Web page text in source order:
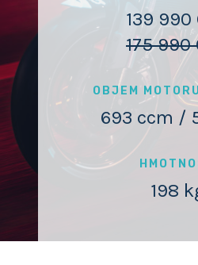
139 990
175 990
OBJEM
693 ccm /
198